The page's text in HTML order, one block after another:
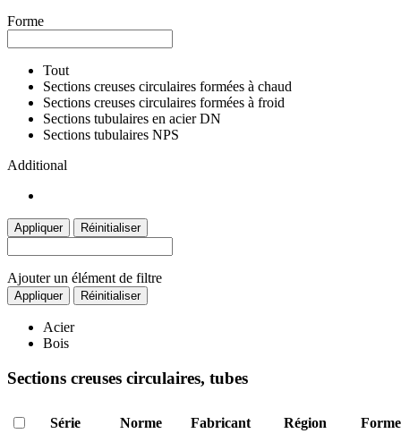
Forme
Tout
Sections creuses circulaires formées à chaud
Sections creuses circulaires formées à froid
Sections tubulaires en acier DN
Sections tubulaires NPS
Additional
Appliquer Réinitialiser
Ajouter un élément de filtre
Appliquer Réinitialiser
Acier
Bois
Sections creuses circulaires, tubes
Série Norme Fabricant Région Forme